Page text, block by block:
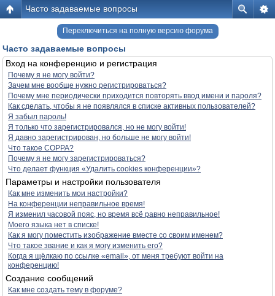
Часто задаваемые вопросы
Переключиться на полную версию форума
Часто задаваемые вопросы
Вход на конференцию и регистрация
Почему я не могу войти?
Зачем мне вообще нужно регистрироваться?
Почему мне периодически приходится повторять ввод имени и пароля?
Как сделать, чтобы я не появлялся в списке активных пользователей?
Я забыл пароль!
Я только что зарегистрировался, но не могу войти!
Я давно зарегистрирован, но больше не могу войти!
Что такое COPPA?
Почему я не могу зарегистрироваться?
Что делает функция «Удалить cookies конференции»?
Параметры и настройки пользователя
Как мне изменить мои настройки?
На конференции неправильное время!
Я изменил часовой пояс, но время всё равно неправильное!
Моего языка нет в списке!
Как я могу поместить изображение вместе со своим именем?
Что такое звание и как я могу изменить его?
Когда я щёлкаю по ссылке «email», от меня требуют войти на
конференцию!
Создание сообщений
Как мне создать тему в форуме?